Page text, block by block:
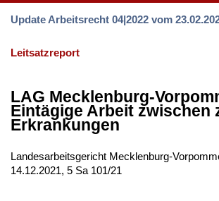
Update Arbeitsrecht 04|2022 vom
Leitsatzreport
LAG Mecklenburg-
Eintägige Arbeit zwischen
Erkrankungen
Landesarbeitsgericht Mecklenburg-
14.12.2021, 5 Sa 101/21